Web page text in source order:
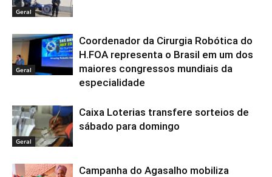
Geral
Geral
Coordenador da Cirurgia Robótica do
H.FOA representa o Brasil em um dos
maiores congressos mundiais da
especialidade
Geral
Caixa Loterias transfere sorteios de
sábado para domingo
Campanha do Agasalho mobiliza